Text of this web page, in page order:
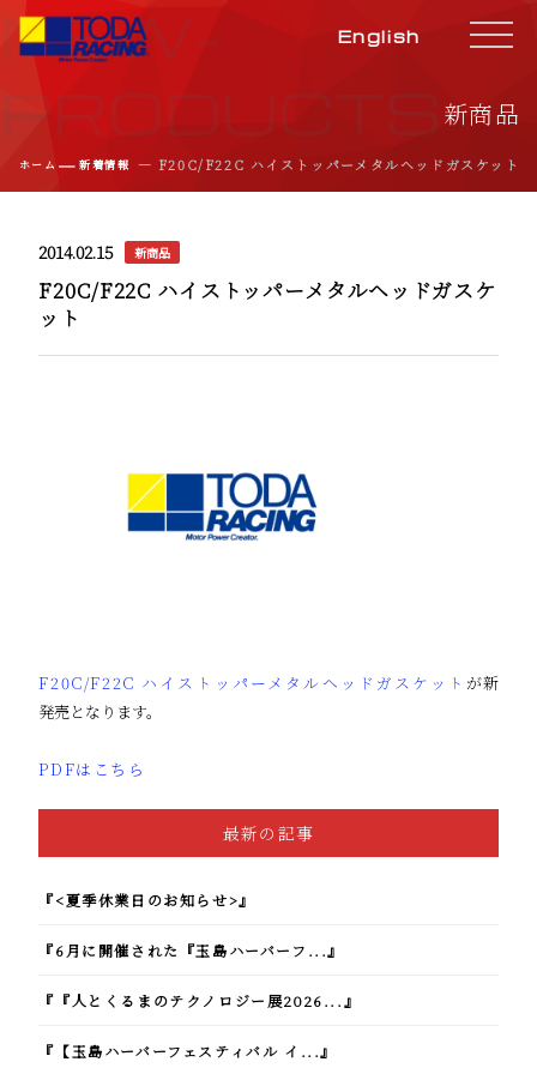
English
新商品
NEW-
PRODUCTS
ホーム ― 新着情報 ― F20C/F22C ハイストッパーメタルヘッドガスケット
2014.02.15 新商品
F20C/F22C ハイストッパーメタルヘッドガスケ
ット
F20C/F22C ハイストッパーメタルヘッドガスケット が新
発売となります。
PDFはこちら
最新の記事
『<夏季休業日のお知らせ>』
『6月に開催された『玉島ハーバーフ...』
『『人とくるまのテクノロジー展2026...』
『【玉島ハーバーフェスティバル イ...』